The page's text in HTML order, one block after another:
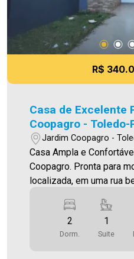
qualquer erro de
como alteração dos
meramente ilustrativas
R$
Casa de Excelente
Coopagro - Toledo-
Jardim Coopagro -
Casa Ampla e
Coopagro. Pronta para morar!
localizada, em uma rua
de estar - Cozinha
estar) - 01 suíte - 01
(social e suíte - com
2
Dorm.
1
Suite